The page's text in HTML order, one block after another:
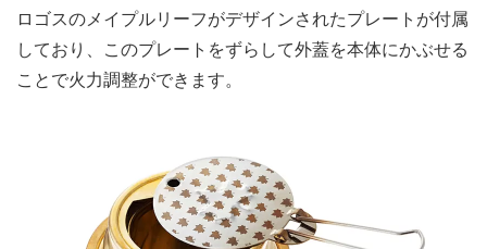
ロゴスのメイプルリーフがデザインされたプレートが付属
しており、このプレートをずらして外蓋を本体にかぶせる
ことで火力調整ができます。